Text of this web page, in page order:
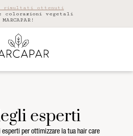
risultati ottenuti
colorazioni vegetali
MARCAPAR!
esperti
per ottimizzare la tua hair care